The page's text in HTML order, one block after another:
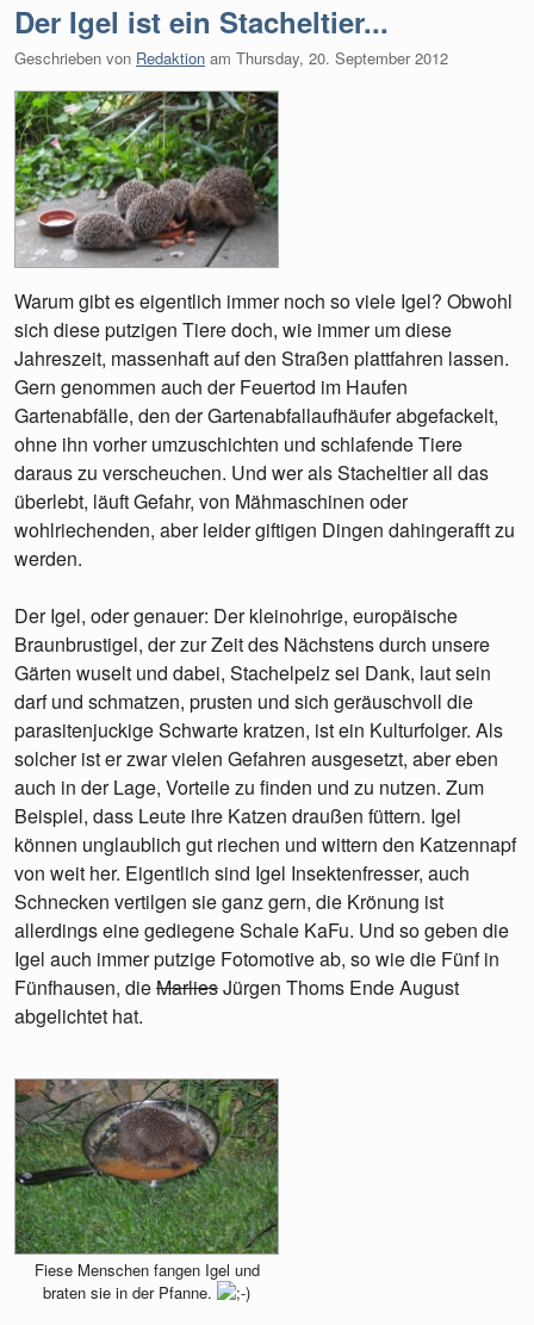
Der Igel ist ein Stacheltier...
Geschrieben von Redaktion am Thursday, 20. September 2012
Warum gibt es eigentlich immer noch so viele Igel? Obwohl
sich diese putzigen Tiere doch, wie immer um diese
Jahreszeit, massenhaft auf den Straßen plattfahren lassen.
Gern genommen auch der Feuertod im Haufen
Gartenabfälle, den der Gartenabfallaufhäufer abgefackelt,
ohne ihn vorher umzuschichten und schlafende Tiere
daraus zu verscheuchen. Und wer als Stacheltier all das
überlebt, läuft Gefahr, von Mähmaschinen oder
wohlriechenden, aber leider giftigen Dingen dahingerafft zu
werden.
Der Igel, oder genauer: Der kleinohrige, europäische
Braunbrustigel, der zur Zeit des Nächstens durch unsere
Gärten wuselt und dabei, Stachelpelz sei Dank, laut sein
darf und schmatzen, prusten und sich geräuschvoll die
parasitenjuckige Schwarte kratzen, ist ein Kulturfolger. Als
solcher ist er zwar vielen Gefahren ausgesetzt, aber eben
auch in der Lage, Vorteile zu finden und zu nutzen. Zum
Beispiel, dass Leute ihre Katzen draußen füttern. Igel
können unglaublich gut riechen und wittern den Katzennapf
von weit her. Eigentlich sind Igel Insektenfresser, auch
Schnecken vertilgen sie ganz gern, die Krönung ist
allerdings eine gediegene Schale KaFu. Und so geben die
Igel auch immer putzige Fotomotive ab, so wie die Fünf in
Fünfhausen, dieMarliesJürgen Thoms Ende August
abgelichtet hat.
Fiese Menschen fangen Igel und
braten sie in der Pfanne.